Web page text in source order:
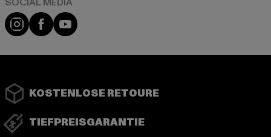
Instagram
FacebookYouTube
KOSTENLOSE RETOURE
TIEFPREISGARANTIE